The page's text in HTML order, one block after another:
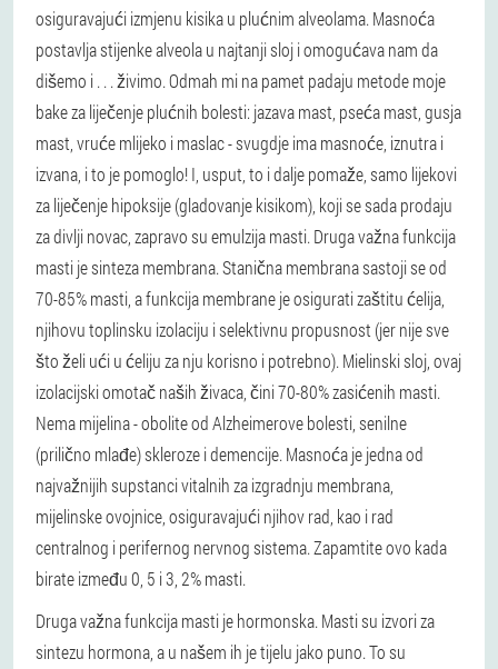
osiguravajući izmjenu kisika u plućnim alveolama. Masnoća
postavlja stijenke alveola u najtanji sloj i omogućava nam da
dišemo i . . . živimo. Odmah mi na pamet padaju metode moje
bake za liječenje plućnih bolesti: jazava mast, pseća mast, gusja
mast, vruće mlijeko i maslac - svugdje ima masnoće, iznutra i
izvana, i to je pomoglo! I, usput, to i dalje pomaže, samo lijekovi
za liječenje hipoksije (gladovanje kisikom), koji se sada prodaju
za divlji novac, zapravo su emulzija masti. Druga važna funkcija
masti je sinteza membrana. Stanična membrana sastoji se od
70-85% masti, a funkcija membrane je osigurati zaštitu ćelija,
njihovu toplinsku izolaciju i selektivnu propusnost (jer nije sve
što želi ući u ćeliju za nju korisno i potrebno). Mielinski sloj, ovaj
izolacijski omotač naših živaca, čini 70-80% zasićenih masti.
Nema mijelina - obolite od Alzheimerove bolesti, senilne
(prilično mlađe) skleroze i demencije. Masnoća je jedna od
najvažnijih supstanci vitalnih za izgradnju membrana,
mijelinske ovojnice, osiguravajući njihov rad, kao i rad
centralnog i perifernog nervnog sistema. Zapamtite ovo kada
birate između 0, 5 i 3, 2% masti.
Druga važna funkcija masti je hormonska. Masti su izvori za
sintezu hormona, a u našem ih je tijelu jako puno. To su